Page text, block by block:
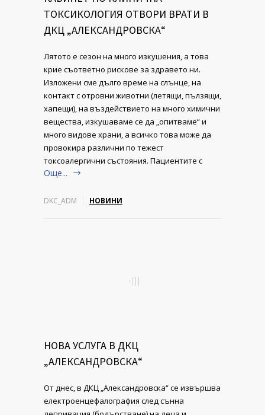
ТОКСИКОЛОГИЯ ОТВОРИ ВРАТИ В
ДКЦ „АЛЕКСАНДРОВСКА“
Лятото е сезон на много изкушения, а това
крие съответно рискове за здравето ни.
Изложени сме дълго време на слънце, на
контакт с отровни животни (летящи, пълзящи,
хапещи), на въздействието на много химични
вещества, изкушаваме се да „опитваме“ и
много видове храни, а всичко това може да
провокира различни по тежест
токсоалергични състояния. Пациентите с
Още...
DKC_ADM НОВИНИ
НОВА УСЛУГА В ДКЦ
„АЛЕКСАНДРОВСКА“
От днес, в ДКЦ „Александровска“ се извършва
електроенцефалография след сънна